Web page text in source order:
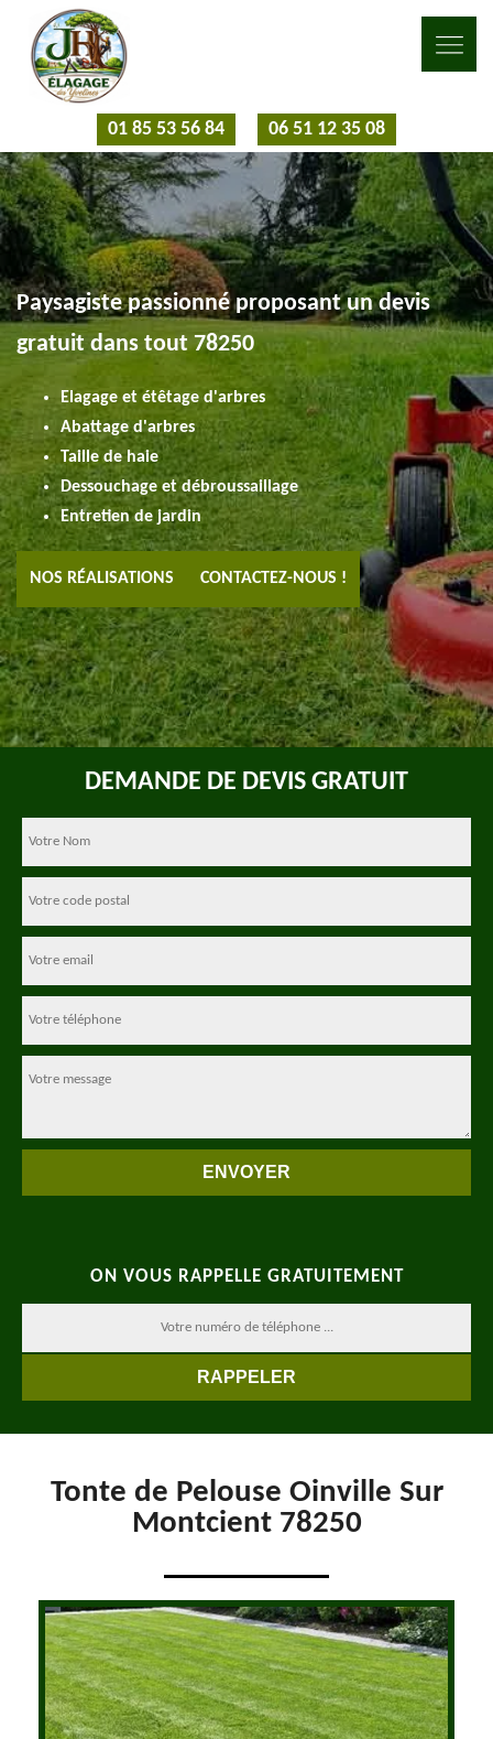
01 85 53 56 84 06 51 12 35 08
Paysagiste passionné proposant un devis
gratuit dans tout 78250
Elagage et étêtage d'arbres
Abattage d'arbres
Taille de haie
Dessouchage et débroussaillage
Entretien de jardin
NOS RÉALISATIONS CONTACTEZ-NOUS !
DEMANDE DE DEVIS GRATUIT
ON VOUS RAPPELLE GRATUITEMENT
Tonte de Pelouse Oinville Sur
Montcient 78250